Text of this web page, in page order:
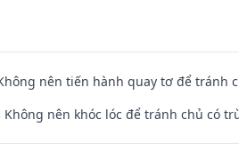
nên tiến hành quay tơ để tránh
Không nên khóc lóc để tránh chủ có